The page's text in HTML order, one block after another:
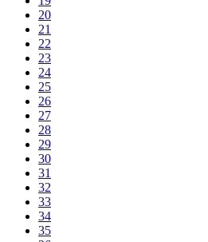
20
21
22
23
24
25
26
27
28
29
30
31
32
33
34
35